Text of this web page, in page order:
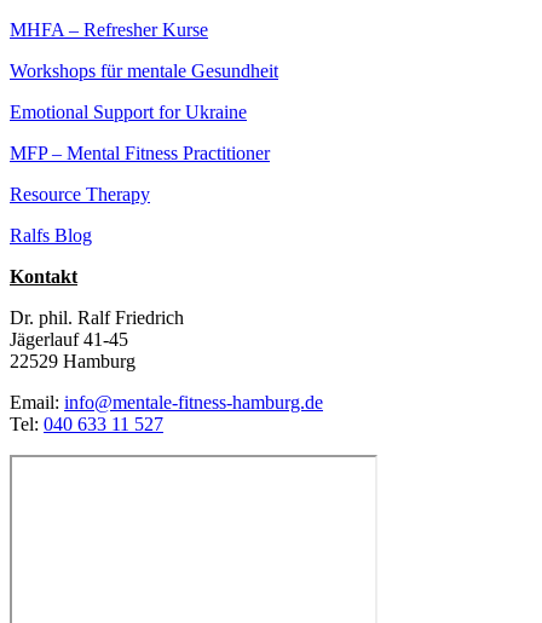
MHFA – Refresher Kurse
Workshops für mentale Gesundheit
Emotional Support for Ukraine
MFP – Mental Fitness Practitioner
Resource Therapy
Ralfs Blog
Kontakt
Dr. phil. Ralf Friedrich
Jägerlauf 41-45
22529 Hamburg
Email: info@mentale-fitness-hamburg.de
Tel: 040 633 11 527